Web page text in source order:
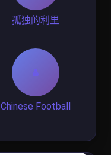
孤独的利里
Chinese Football